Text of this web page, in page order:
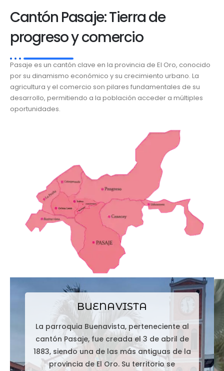
Cantón Pasaje: Tierra de
progreso y comercio
Pasaje es un cantón clave en la provincia de El Oro, conocido
por su dinamismo económico y su crecimiento urbano. La
agricultura y el comercio son pilares fundamentales de su
desarrollo, permitiendo a la población acceder a múltiples
oportunidades.
BUENAVISTA
La parroquia Buenavista, perteneciente al
cantón Pasaje, fue creada el 3 de abril de
1883, siendo una de las más antiguas de la
provincia de El Oro. Su territorio se